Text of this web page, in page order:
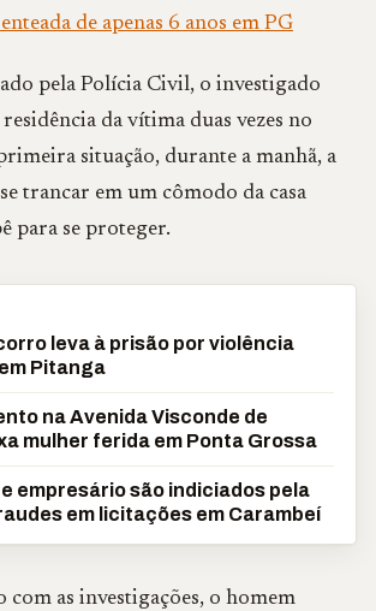
de apenas 6 anos em PG
pela Polícia Civil, o investigado
da vítima duas vezes no
situação, durante a manhã, a
trancar em um cômodo da casa
para se proteger.
leva à prisão por violência
Pitanga
na Avenida Visconde de
mulher ferida em Ponta Grossa
empresário são indiciados pela
em licitações em Carambeí
com as investigações, o homem